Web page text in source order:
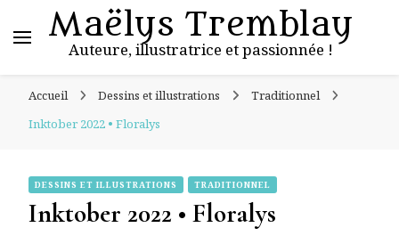
Maëlys Tremblay
Auteure, illustratrice et passionnée !
Accueil Dessins et illustrations
Traditionnel
Inktober 2022 • Floralys
DESSINS ET ILLUSTRATIONS TRADITIONNEL
Inktober 2022 • Floralys